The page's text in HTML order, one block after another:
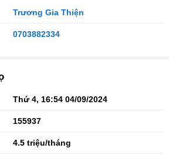
Trương Gia Thiện
0703882334
Thứ 4, 16:54 04/09/2024
155937
4.5 triệu/tháng